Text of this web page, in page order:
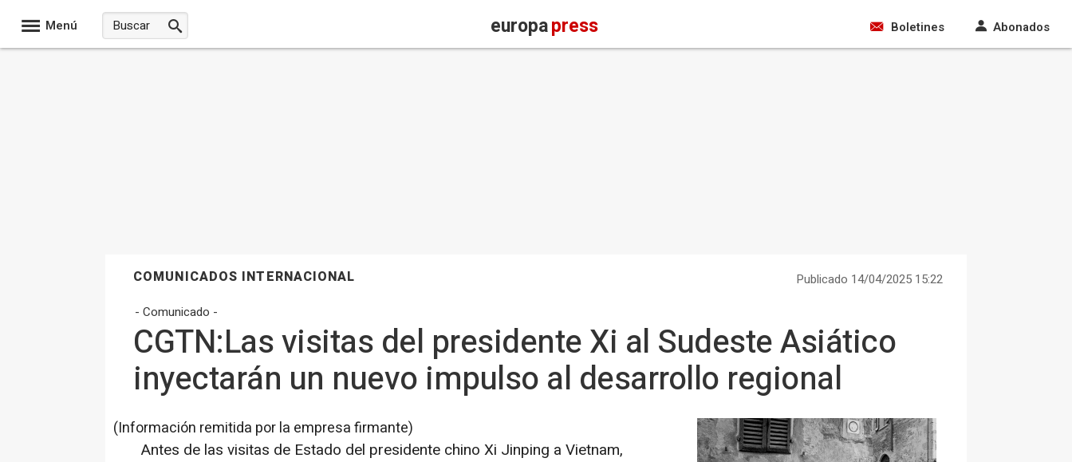
Menú europapress Boletines Abonados
COMUNICADOS INTERNACIONAL
Publicado 14/04/2025 15:22
- Comunicado -
CGTN:Las visitas del presidente Xi al Sudeste Asiático
inyectarán un nuevo impulso al desarrollo regional
(Información remitida por la empresa firmante)
Antes de las visitas de Estado del presidente chino Xi Jinping a Vietnam,